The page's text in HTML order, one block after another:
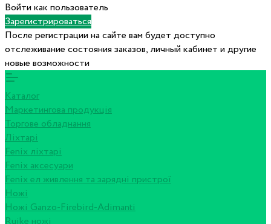
Войти как пользователь
Зарегистрироваться
После регистрации на сайте вам будет доступно
отслеживание состояния заказов, личный кабинет и другие
новые возможности
Каталог
Маркетингова продукція
Торгове обладнання
Ліхтарі
Fenix ліхтарі
Fenix аксесуари
Fenix ел живлення та зарядні пристрої
Ножі
Ножі Ganzo-Firebird-Adimanti